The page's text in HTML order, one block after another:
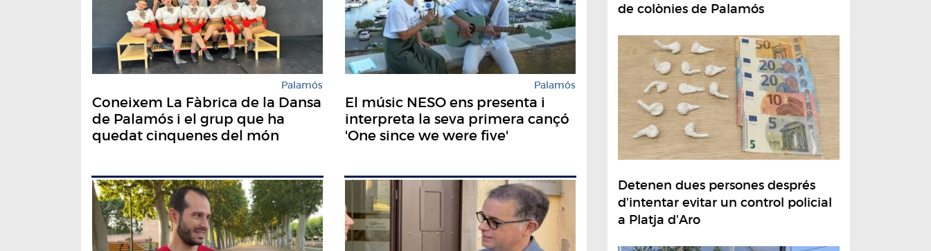
Palamós
Coneixem La Fàbrica de la Dansa
de Palamós i el grup que ha
quedat cinquenes del món
Palamós
El músic NESO ens presenta i
interpreta la seva primera cançó
'One since we were five'
de colònies de Palamós
Detenen dues persones després
d'intentar evitar un control policial
a Platja d'Aro